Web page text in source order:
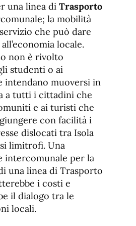
una linea di Trasporto
la mobilità
che può dare
locale.
non è rivolto
studenti o ai
intendano muoversi in
a tutti i cittadini che
e ai turisti che
con facilità i
dislocati tra Isola
limitrofi. Una
intercomunale per la
una linea di Trasporto
i costi e
il dialogo tra le
locali.